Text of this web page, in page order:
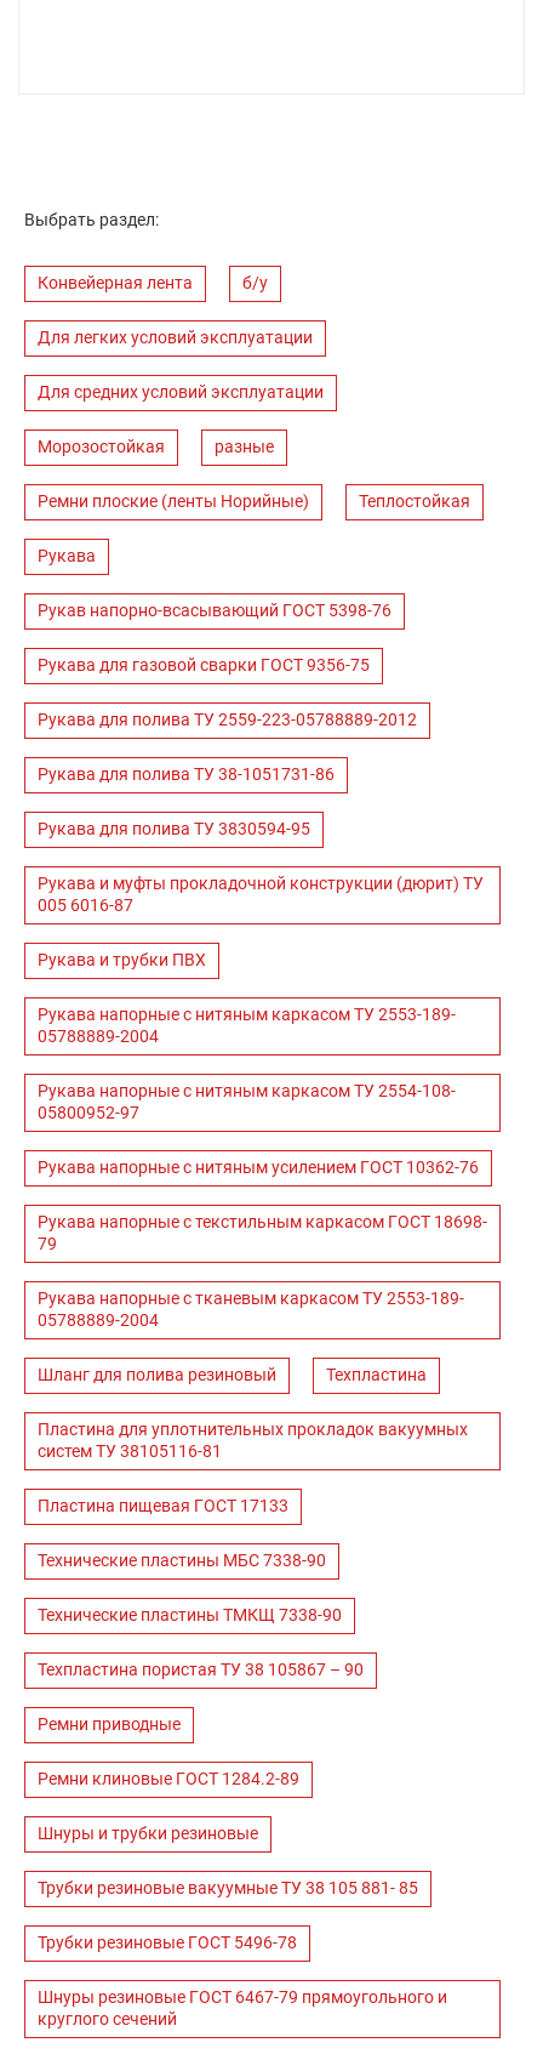
Выбрать раздел:
Конвейерная лента б/у
Для легких условий эксплуатации
Для средних условий эксплуатации
Морозостойкая разные
Ремни плоские (ленты Норийные) Теплостойкая
Рукава
Рукав напорно-всасывающий ГОСТ 5398-76
Рукава для газовой сварки ГОСТ 9356-75
Рукава для полива ТУ 2559-223-05788889-2012
Рукава для полива ТУ 38-1051731-86
Рукава для полива ТУ 3830594-95
Рукава и муфты прокладочной конструкции (дюрит) ТУ
005 6016-87
Рукава и трубки ПВХ
Рукава напорные с нитяным каркасом ТУ 2553-189-
05788889-2004
Рукава напорные с нитяным каркасом ТУ 2554-108-
05800952-97
Рукава напорные с нитяным усилением ГОСТ 10362-76
Рукава напорные с текстильным каркасом ГОСТ 18698-
79
Рукава напорные с тканевым каркасом ТУ 2553-189-
05788889-2004
Шланг для полива резиновый Техпластина
Пластина для уплотнительных прокладок вакуумных
систем ТУ 38105116-81
Пластина пищевая ГОСТ 17133
Технические пластины МБС 7338-90
Технические пластины ТМКЩ 7338-90
Техпластина пористая ТУ 38 105867 – 90
Ремни приводные
Ремни клиновые ГОСТ 1284.2-89
Шнуры и трубки резиновые
Трубки резиновые вакуумные ТУ 38 105 881- 85
Трубки резиновые ГОСТ 5496-78
Шнуры резиновые ГОСТ 6467-79 прямоугольного и
круглого сечений